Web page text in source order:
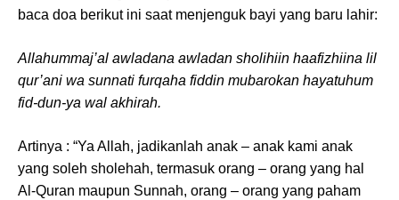
baca doa berikut ini saat menjenguk bayi yang baru lahir:
Allahummaj’al awladana awladan sholihiin haafizhiina lil
qur’ani wa sunnati furqaha fiddin mubarokan hayatuhum
fid-dun-ya wal akhirah.
Artinya : “Ya Allah, jadikanlah anak – anak kami anak
yang soleh sholehah, termasuk orang – orang yang hal
Al-Quran maupun Sunnah, orang – orang yang paham